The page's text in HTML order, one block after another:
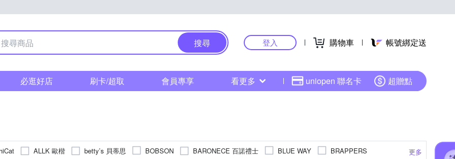
搜尋 登入 購物車 帳號綁定送
必逛好店 刷卡/超取 會員專享 看更多 uniopen 聯名卡 超贈點
更多
ALLK 歐楷 betty’s 貝蒂思 BOBSON BARONECE 百諾禮士 BLUE WAY
BRAPPERS